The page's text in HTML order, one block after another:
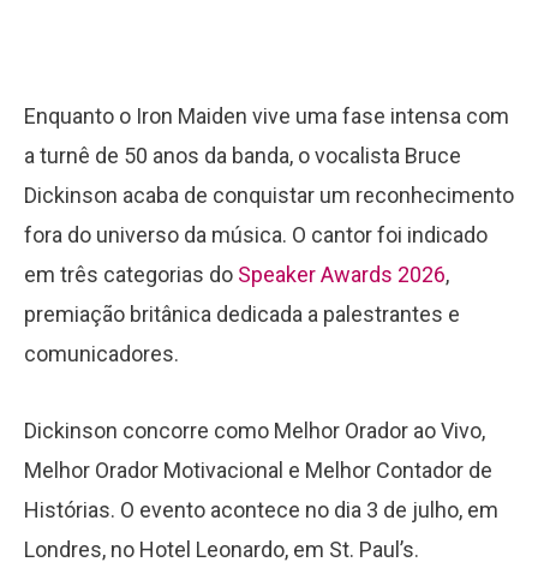
Enquanto o Iron Maiden vive uma fase intensa com
a turnê de 50 anos da banda, o vocalista Bruce
Dickinson acaba de conquistar um reconhecimento
fora do universo da música. O cantor foi indicado
em três categorias do Speaker Awards 2026,
premiação britânica dedicada a palestrantes e
comunicadores.
Dickinson concorre como Melhor Orador ao Vivo,
Melhor Orador Motivacional e Melhor Contador de
Histórias. O evento acontece no dia 3 de julho, em
Londres, no Hotel Leonardo, em St. Paul’s.